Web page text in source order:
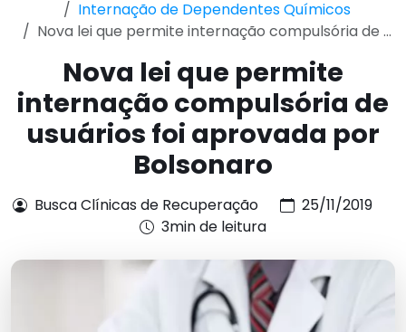
Internação de Dependentes Químicos
Nova lei que permite internação compulsória de ...
Nova lei que permite
internação compulsória de
usuários foi aprovada por
Bolsonaro
Busca Clínicas de Recuperação
25/11/2019
3min de leitura